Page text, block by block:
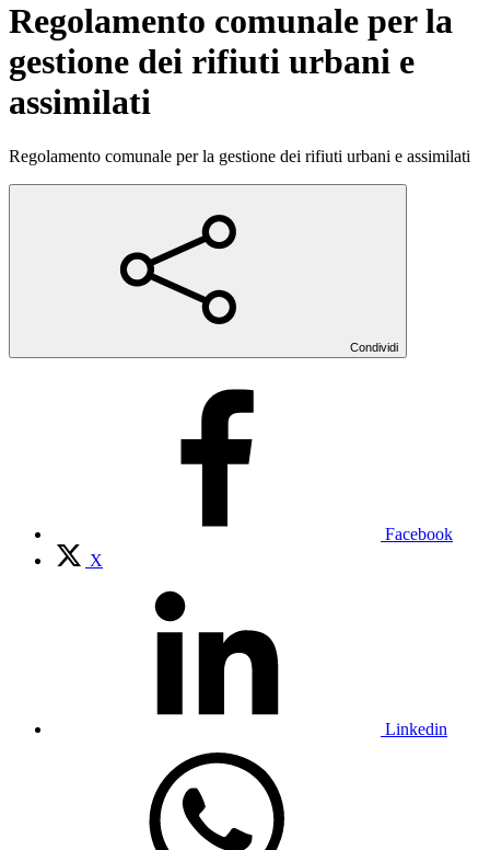
Regolamento comunale per la
gestione dei rifiuti urbani e
assimilati
Regolamento comunale per la gestione dei rifiuti urbani e assimilati
Condividi
Facebook
X
Linkedin